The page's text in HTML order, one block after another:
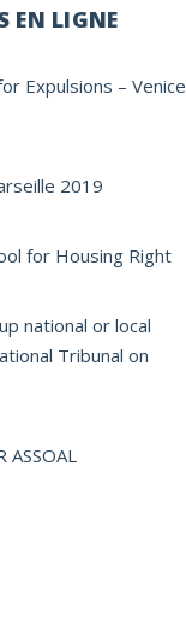
EN LIGNE
Expulsions – Venice
2019
for Housing Right
national or local
Tribunal on
ASSOAL